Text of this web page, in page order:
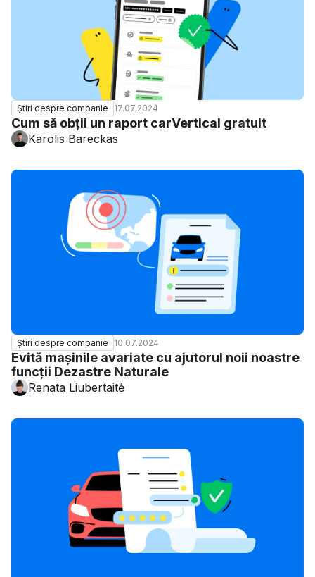
Știri despre companie 17.07.2024
Cum să obții un raport carVertical gratuit
Karolis Bareckas
Știri despre companie 10.07.2024
Evită mașinile avariate cu ajutorul noii noastre
funcții Dezastre Naturale
Renata Liubertaitė